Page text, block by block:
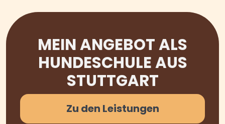
MEIN ANGEBOT ALS
HUNDESCHULE AUS
STUTTGART
Zu den Leistungen